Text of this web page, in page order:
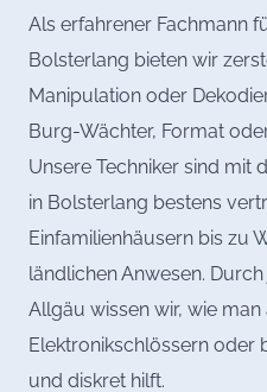
Als erfahrener Fachmann
Bolsterlang bieten wir
Manipulation oder
Burg-Wächter, Format
Unsere Techniker sind mit
in Bolsterlang bestens
Einfamilienhäusern bis zu
ländlichen Anwesen.
Allgäu wissen wir, wie man
Elektronikschlössern oder
und diskret hilft.